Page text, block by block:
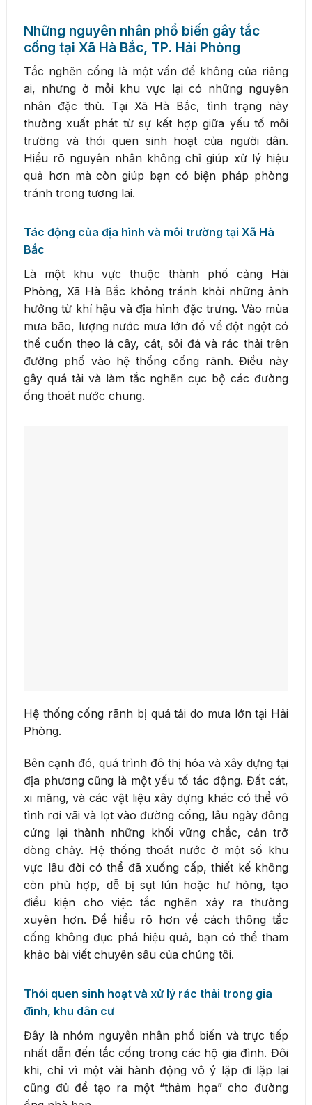
Những nguyên nhân phổ biến gây tắc
cống tại Xã Hà Bắc, TP. Hải Phòng
Tắc nghẽn cống là một vấn đề không của riêng
ai, nhưng ở mỗi khu vực lại có những nguyên
nhân đặc thù. Tại Xã Hà Bắc, tình trạng này
thường xuất phát từ sự kết hợp giữa yếu tố môi
trường và thói quen sinh hoạt của người dân.
Hiểu rõ nguyên nhân không chỉ giúp xử lý hiệu
quả hơn mà còn giúp bạn có biện pháp phòng
tránh trong tương lai.
Tác động của địa hình và môi trường tại Xã Hà
Bắc
Là một khu vực thuộc thành phố cảng Hải
Phòng, Xã Hà Bắc không tránh khỏi những ảnh
hưởng từ khí hậu và địa hình đặc trưng. Vào mùa
mưa bão, lượng nước mưa lớn đổ về đột ngột có
thể cuốn theo lá cây, cát, sỏi đá và rác thải trên
đường phố vào hệ thống cống rãnh. Điều này
gây quá tải và làm tắc nghẽn cục bộ các đường
ống thoát nước chung.
Hệ thống cống rãnh bị quá tải do mưa lớn tại Hải
Phòng.
Bên cạnh đó, quá trình đô thị hóa và xây dựng tại
địa phương cũng là một yếu tố tác động. Đất cát,
xi măng, và các vật liệu xây dựng khác có thể vô
tình rơi vãi và lọt vào đường cống, lâu ngày đông
cứng lại thành những khối vững chắc, cản trở
dòng chảy. Hệ thống thoát nước ở một số khu
vực lâu đời có thể đã xuống cấp, thiết kế không
còn phù hợp, dễ bị sụt lún hoặc hư hỏng, tạo
điều kiện cho việc tắc nghẽn xảy ra thường
xuyên hơn. Để hiểu rõ hơn về cách thông tắc
cống không đục phá hiệu quả, bạn có thể tham
khảo bài viết chuyên sâu của chúng tôi.
Thói quen sinh hoạt và xử lý rác thải trong gia
đình, khu dân cư
Đây là nhóm nguyên nhân phổ biến và trực tiếp
nhất dẫn đến tắc cống trong các hộ gia đình. Đôi
khi, chỉ vì một vài hành động vô ý lặp đi lặp lại
cũng đủ để tạo ra một “thảm họa” cho đường